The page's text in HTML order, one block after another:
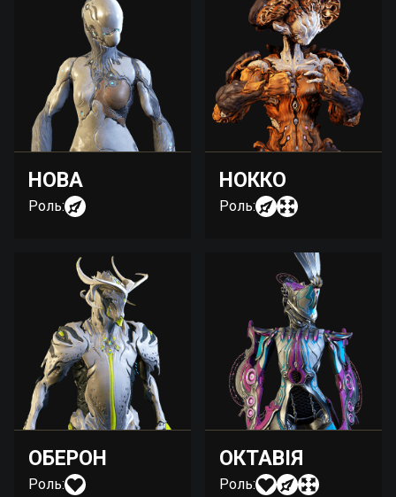
НОВА
Роль:
НОККО
Роль:
ОБЕРОН
Роль:
ОКТАВІЯ
Роль: